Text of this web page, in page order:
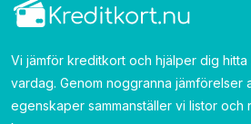
Vi jämför kreditkort och hjälper dig
vardag. Genom noggranna jämförelser
egenskaper sammanställer vi listor